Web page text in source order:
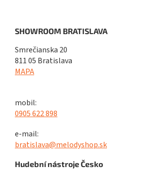
SHOWROOM BRATISLAVA
Smrečianska 20
811 05 Bratislava
MAPA
mobil:
0905 622 898
e-mail:
bratislava@melodyshop.sk
Hudební nástroje Česko